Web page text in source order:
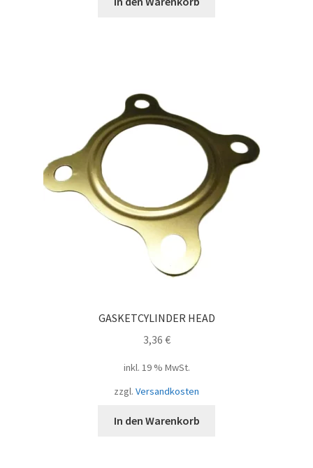
GASKETCYLINDER HEAD
3,36 €
inkl. 19 % MwSt.
zzgl. Versandkosten
In den Warenkorb